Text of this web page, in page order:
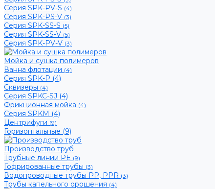
Серия SPK-PV-S (4)
Серия SPK-PS-V (3)
Серия SPK-SS-S (5)
Серия SPK-SS-V (5)
Серия SPK-PV-V (3)
Мойка и сушка полимеров
Ванна флотации (4)
Серия SPK-P (4)
Сквизеры (4)
Серия SPKC-SJ (4)
Фрикционная мойка (4)
Серия SPKM (4)
Центрифуги (9)
Горизонтальные (9)
Производство труб
Трубные линии PE (9)
Гофрированные трубы (3)
Водопроводные трубы PP, PPR (3)
Трубы капельного орошения (4)